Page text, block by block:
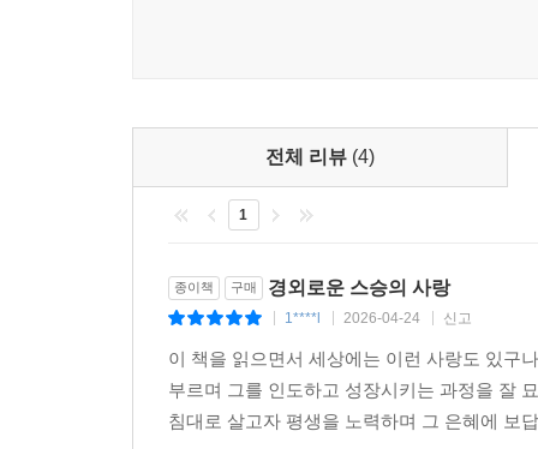
님처럼 받들고 살아야 하지 않겠는가.’ 종교가 다
* “선지식은 어떤 분인가? 모든 난제의 원인을
십니다. 어두움을 밝음으로, 재앙을 축복으로 만들
--- p. 162
스승이 전하고 제자가 살아낸 깨달음의 기록
이 책은 한 인간의 변화 과정을 따라가며, 수행
고통을 붙잡은 채 살아갈 것인가, 아니면 그것을
전체 리뷰 (4)
1
종이책 구매 경외로운 스승의 사랑
1****l 2026-04-24 신고
이 책을 읽으면서 세상에는 이런 사랑도 있구
부르며 그를 인도하고 성장시키는 과정을 잘
침대로 살고자 평생을 노력하며 그 은혜에 보